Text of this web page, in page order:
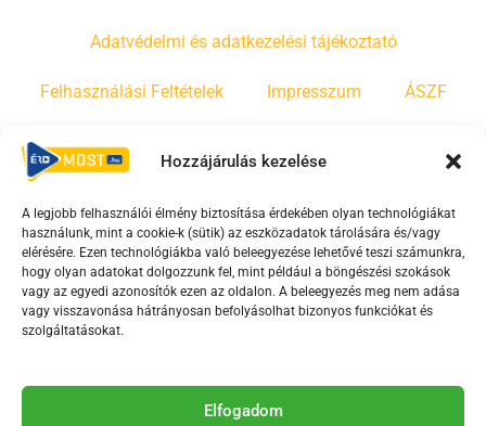
Hozzájárulás kezelése
A legjobb felhasználói élmény biztosítása érdekében olyan technológiákat
használunk, mint a cookie-k (sütik) az eszközadatok tárolására és/vagy
elérésére. Ezen technológiákba való beleegyezése lehetővé teszi számunkra,
hogy olyan adatokat dolgozzunk fel, mint például a böngészési szokások
vagy az egyedi azonosítók ezen az oldalon. A beleegyezés meg nem adása
vagy visszavonása hátrányosan befolyásolhat bizonyos funkciókat és
szolgáltatásokat.
Elfogadom
Adatvédelmi és adatkezelési tájékoztató
Felhasználási Feltételek Impresszum ÁSZF
Irányelvek
F
a
c
e
b
o
Y
o
u
t
u
e
T
i
k
t
Az Érd Média médiaszolgáltatási tevékenységét a
Médiatanács a Magyar Média Mecenatúra program